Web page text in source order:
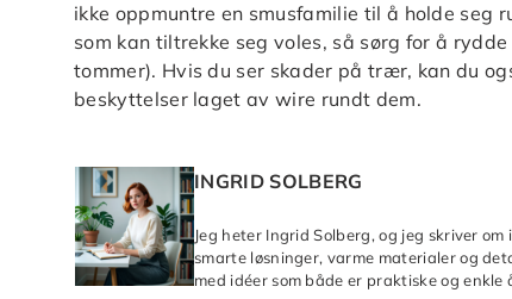
ikke oppmuntre en smusfamilie til å holde seg
som kan tiltrekke seg voles, så sørg for å
tommer). Hvis du ser skader på trær, kan du
beskyttelser laget av wire rundt dem.
INGRID SOLBERG
Jeg heter Ingrid Solberg, og jeg skriver
smarte løsninger, varme materialer og
med idéer som både er praktiske og enkle